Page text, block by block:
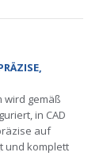
wird gemäß
in CAD
auf
und komplett